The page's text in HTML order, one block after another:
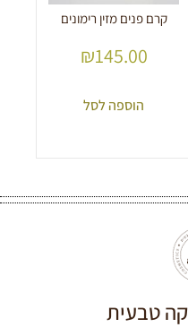
קרם פנים מזין רימונים
₪145.00
הוספה לסל
טבעית